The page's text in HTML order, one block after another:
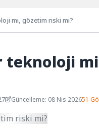
mi, gözetim riski mi?
teknoloji
Güncelleme: 08 Nis 202651